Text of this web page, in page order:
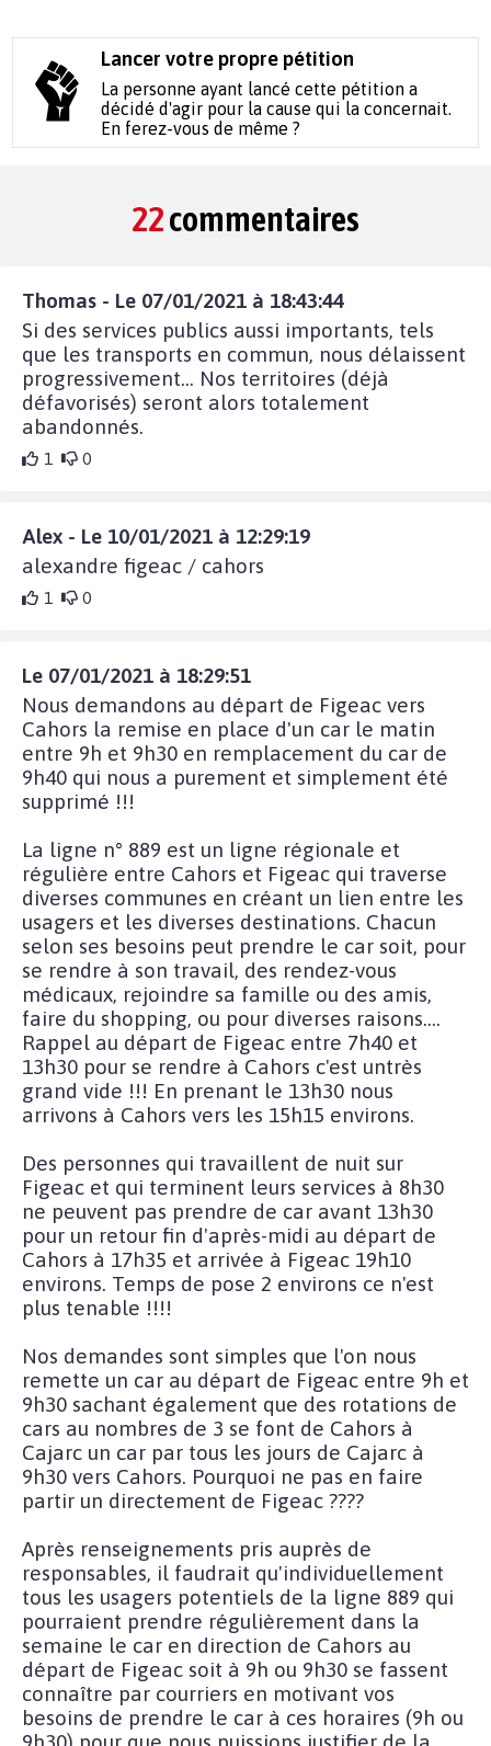
Lancer votre propre pétition
La personne ayant lancé cette pétition a
décidé d'agir pour la cause qui la concernait.
En ferez-vous de même ?
22commentaires
Thomas - Le 07/01/2021 à 18:43:44
Si des services publics aussi importants, tels
que les transports en commun, nous délaissent
progressivement... Nos territoires (déjà
défavorisés) seront alors totalement
abandonnés.
1 0
Alex - Le 10/01/2021 à 12:29:19
alexandre figeac / cahors
1 0
Le 07/01/2021 à 18:29:51
Nous demandons au départ de Figeac vers
Cahors la remise en place d'un car le matin
entre 9h et 9h30 en remplacement du car de
9h40 qui nous a purement et simplement été
supprimé !!!
La ligne n° 889 est un ligne régionale et
régulière entre Cahors et Figeac qui traverse
diverses communes en créant un lien entre les
usagers et les diverses destinations. Chacun
selon ses besoins peut prendre le car soit, pour
se rendre à son travail, des rendez-vous
médicaux, rejoindre sa famille ou des amis,
faire du shopping, ou pour diverses raisons....
Rappel au départ de Figeac entre 7h40 et
13h30 pour se rendre à Cahors c'est untrès
grand vide !!! En prenant le 13h30 nous
arrivons à Cahors vers les 15h15 environs.
Des personnes qui travaillent de nuit sur
Figeac et qui terminent leurs services à 8h30
ne peuvent pas prendre de car avant 13h30
pour un retour fin d'après-midi au départ de
Cahors à 17h35 et arrivée à Figeac 19h10
environs. Temps de pose 2 environs ce n'est
plus tenable !!!!
Nos demandes sont simples que l'on nous
remette un car au départ de Figeac entre 9h et
9h30 sachant également que des rotations de
cars au nombres de 3 se font de Cahors à
Cajarc un car par tous les jours de Cajarc à
9h30 vers Cahors. Pourquoi ne pas en faire
partir un directement de Figeac ????
Après renseignements pris auprès de
responsables, il faudrait qu'individuellement
tous les usagers potentiels de la ligne 889 qui
pourraient prendre régulièrement dans la
semaine le car en direction de Cahors au
départ de Figeac soit à 9h ou 9h30 se fassent
connaître par courriers en motivant vos
besoins de prendre le car à ces horaires (9h ou